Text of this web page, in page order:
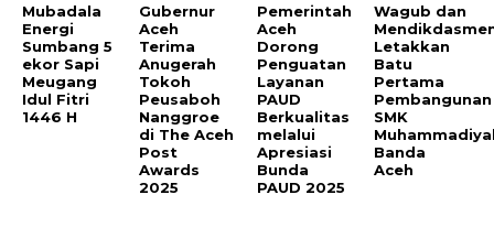
Mubadala
Energi
Sumbang 5
ekor Sapi
Meugang
Idul Fitri
1446 H
Gubernur
Aceh
Terima
Anugerah
Tokoh
Peusaboh
Nanggroe
di The Aceh
Post
Awards
2025
Pemerintah
Aceh
Dorong
Penguatan
Layanan
PAUD
Berkualitas
melalui
Apresiasi
Bunda
PAUD 2025
Wagub dan
Letakkan
Batu
Pertama
Pembangunan
SMK
Banda
Aceh